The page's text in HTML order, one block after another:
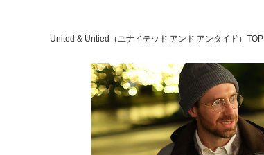
United & Untied（ユナイテッド アンド アンタイド）TOP